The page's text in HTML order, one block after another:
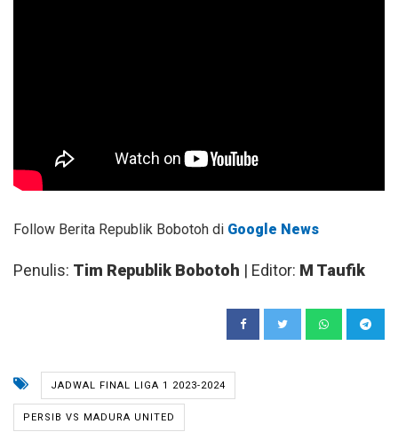
Follow Berita Republik Bobotoh di Google News
Penulis: Tim Republik Bobotoh | Editor: M Taufik
JADWAL FINAL LIGA 1 2023-2024
PERSIB VS MADURA UNITED